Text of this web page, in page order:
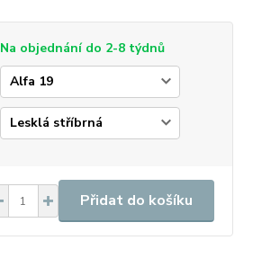
Na objednání do 2-8 týdnů
Přidat do košíku